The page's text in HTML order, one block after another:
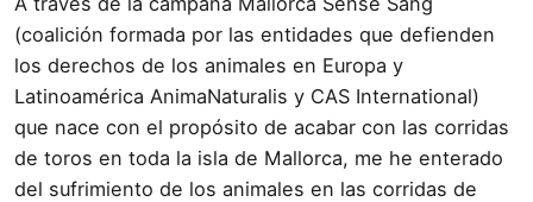
(coalición formada por las entidades que defienden
los derechos de los animales en Europa y
Latinoamérica AnimaNaturalis y CAS International)
que nace con el propósito de acabar con las corridas
de toros en toda la isla de Mallorca, me he enterado
del sufrimiento de los animales en las corridas de